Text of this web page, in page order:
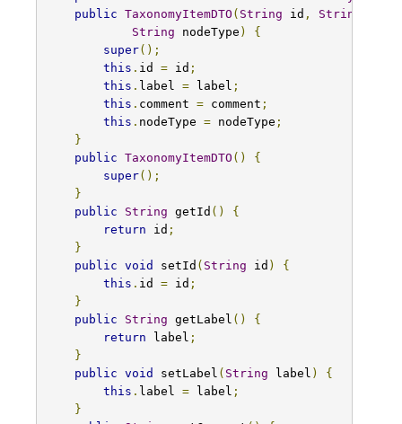
public TaxonomyItemDTO ( String id , String
String nodeType )
{
super();
this . id = id ;
this . label = label ;
this . comment = comment ;
this . nodeType = nodeType ;
}
public TaxonomyItemDTO ()
{
super();
}
public
String getId ()
{
return id ;
}
public void setId ( String id )
{
this . id = id ;
}
public
String getLabel ()
{
return label ;
}
public void setLabel ( String label )
{
this . label = label ;
}